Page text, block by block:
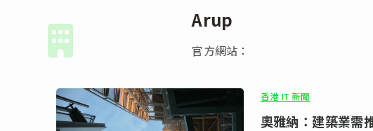
Arup
官方網站：
香港 IT 新聞
奧雅納：建築業需